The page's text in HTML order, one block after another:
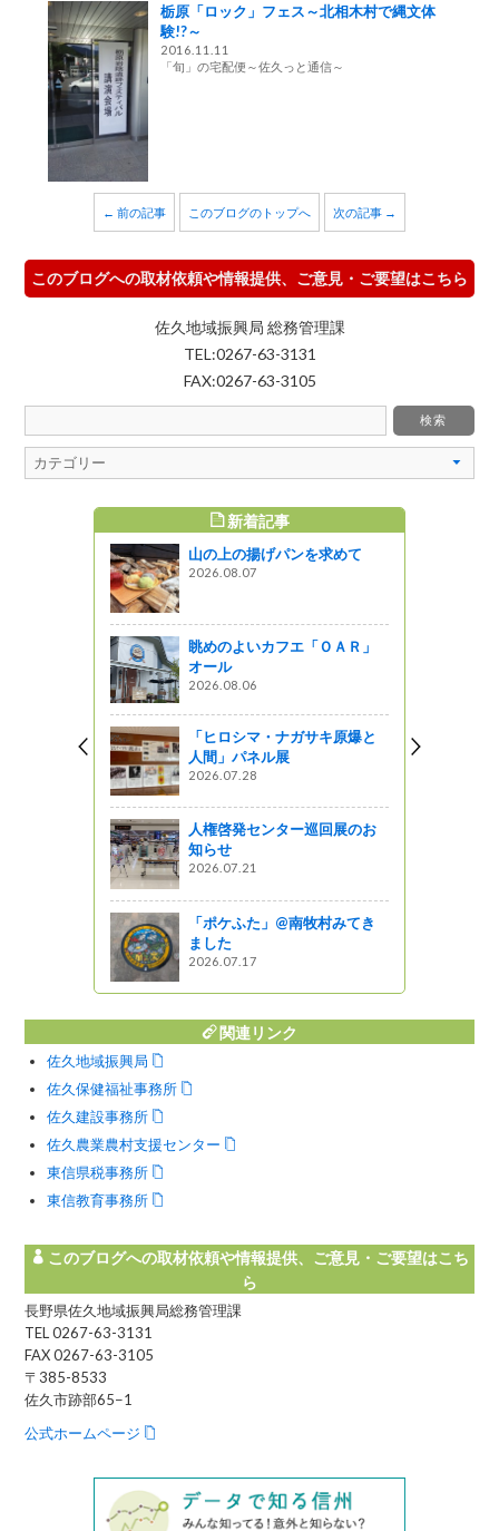
栃原「ロック」フェス～北相木村で縄文体
験!?～
2016.11.11
「旬」の宅配便～佐久っと通信～
← 前の記事 このブログのトップへ 次の記事 →
このブログへの取材依頼や情報提供、ご意見・ご要望はこちら
佐久地域振興局 総務管理課
TEL:0267-63-3131
FAX:0267-63-3105
新着記事
山の上の揚げパンを求めて
2026.08.07
眺めのよいカフエ「ＯＡＲ」
オール
2026.08.06
「ヒロシマ・ナガサキ原爆と
人間」パネル展
2026.07.28
人権啓発センター巡回展のお
知らせ
2026.07.21
「ポケふた」@南牧村みてき
ました
2026.07.17
関連リンク
佐久地域振興局
佐久保健福祉事務所
佐久建設事務所
佐久農業農村支援センター
東信県税事務所
東信教育事務所
このブログへの取材依頼や情報提供、ご意見・ご要望はこち
ら
長野県佐久地域振興局総務管理課
TEL 0267-63-3131
FAX 0267-63-3105
〒385-8533
佐久市跡部65−1
公式ホームページ